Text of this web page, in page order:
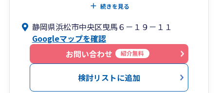
公認会計士協会東海会所属（登録番号15088番）
2001年7月 税理士法人トーマツ（現 デロイト
トーマツ税理士法人）静岡事務所に出向・転籍。
2001年8月 税理士として登録。現在、東海税理
士会浜松西支部所属（登録番号93243番）
2003年1月 大谷浩一 公認会計士・税理士事務所
続きを見る
静岡県浜松市中央区曳馬６－１９－１１
Googleマップを確認
お問い合わせ
紹介無料
検討リストに追加